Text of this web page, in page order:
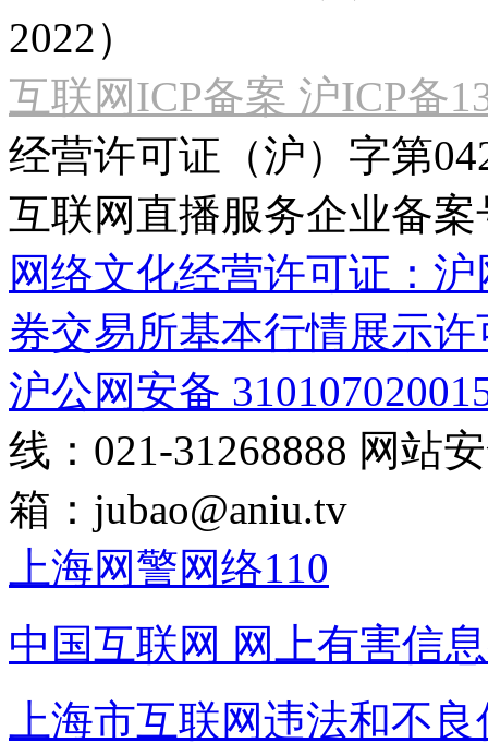
2022）
互联网ICP备案 沪ICP备
经营许可证（沪）字第
互联网直播服务企业备案
网络文化经营许可证：
券交易所基本行情展示许
沪公网安备
线：021-31268888 网站
箱： jubao@aniu.tv
上海网警网络110
中国互联网 网上有害信
上海市互联网违法和不